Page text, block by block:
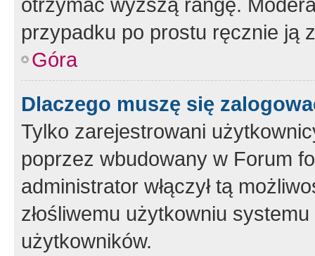
przypadku po prostu ręcznie ją
Góra
Dlaczego muszę się
Tylko zarejestrowani
poprzez wbudowany w Forum
administrator włączył tą
złośliwemu użytkowniu
użytkowników.